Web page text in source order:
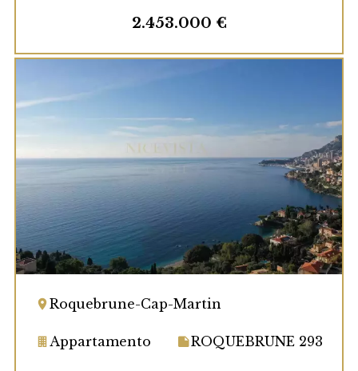
2.453.000 €
Roquebrune-Cap-Martin
Appartamento ROQUEBRUNE 293